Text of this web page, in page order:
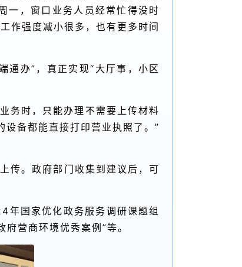
一，窗口业务人员经常忙得没时
作强度减小很多，也有更多时间
通办”，真正实现“大厅事，小区
务时，只能办理不需要上传材料
备都能直接打印营业执照了。”
传。政府部门收集到建议后，可
年国家优化政务服务调研课题组
营商环境优秀案例”等。